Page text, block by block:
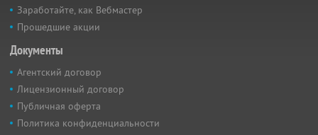
Заработайте, как Вебмастер
Прошедшие акции
Документы
Агентский договор
Лицензионный договор
Публичная оферта
Политика конфиденциальности